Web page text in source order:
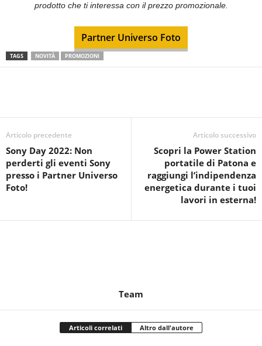
prodotto che ti interessa con il prezzo promozionale.
Partner Universo Foto
TAGS NOVITÀ PROMOZIONI
Articolo precedente
Sony Day 2022: Non
perderti gli eventi Sony
presso i Partner Universo
Foto!
Articolo successivo
Scopri la Power Station
portatile di Patona e
raggiungi l’indipendenza
energetica durante i tuoi
lavori in esterna!
Team
Articoli correlati Altro dall'autore